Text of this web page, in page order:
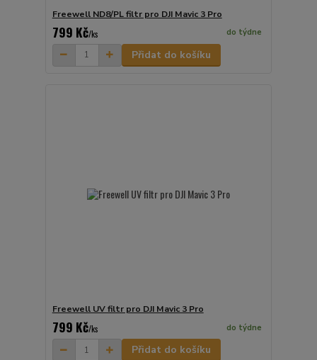
Freewell ND8/PL filtr pro DJI Mavic 3 Pro
799 Kč/ks do týdne
Přidat do košíku
Freewell UV filtr pro DJI Mavic 3 Pro
799 Kč/ks do týdne
Přidat do košíku